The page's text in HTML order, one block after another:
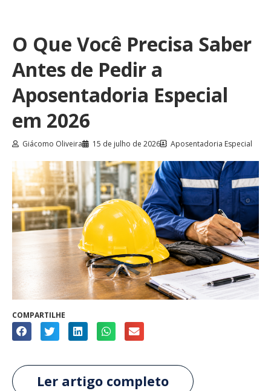
O Que Você Precisa Saber
Antes de Pedir a
Aposentadoria Especial
em 2026
Giácomo Oliveira 15 de julho de 2026 Aposentadoria Especial
COMPARTILHE
Ler artigo completo